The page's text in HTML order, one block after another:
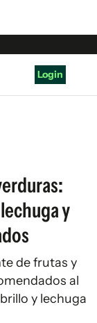
Login
y
de frutas y
al
y lechuga